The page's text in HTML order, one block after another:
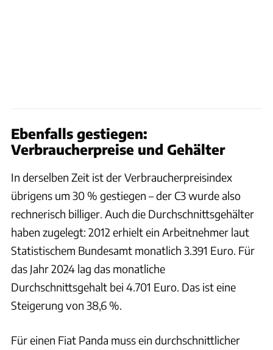
Ebenfalls gestiegen:
Verbraucherpreise und Gehälter
In derselben Zeit ist der Verbraucherpreisindex
übrigens um 30 % gestiegen – der C3 wurde also
rechnerisch billiger. Auch die Durchschnittsgehälter
haben zugelegt: 2012 erhielt ein Arbeitnehmer laut
Statistischem Bundesamt monatlich 3.391 Euro. Für
das Jahr 2024 lag das monatliche
Durchschnittsgehalt bei 4.701 Euro. Das ist eine
Steigerung von 38,6 %.
Für einen Fiat Panda muss ein durchschnittlicher